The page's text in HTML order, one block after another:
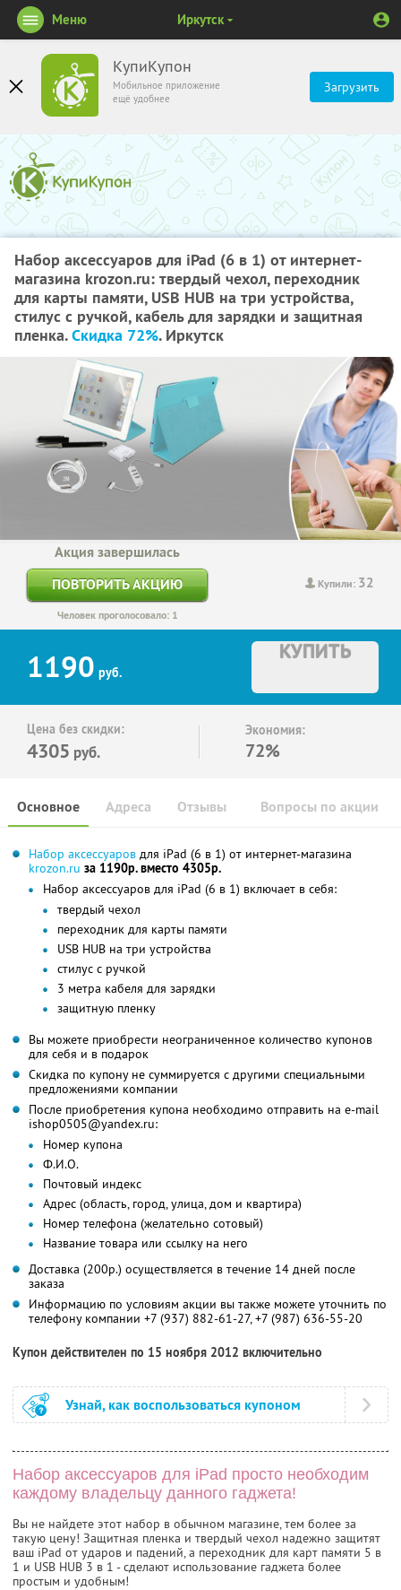
КупиКупон
Мобильное приложение
ещё удобнее
Загрузить
Меню Иркутск
Набор аксессуаров для iPad (6 в 1) от интернет-
магазина krozon.ru: твердый чехол, переходник
для карты памяти, USB HUB на три устройства,
стилус с ручкой, кабель для зарядки и защитная
пленка.Скидка 72%. Иркутск
Купили: 32
Акция завершилась
ПОВТОРИТЬ АКЦИЮ
Человек проголосовало: 1
1190 руб.
КУПИТЬ
Цена без скидки:
4305 руб.
Экономия:
72%
Основное Отзывы Вопросы по акции
Адреса
Набор аксессуаров для iPad (6 в 1) от интернет-магазина
krozon.ru за 1190р. вместо 4305р.
Набор аксессуаров для iPad (6 в 1) включает в себя:
твердый чехол
переходник для карты памяти
USB HUB на три устройства
стилус с ручкой
3 метра кабеля для зарядки
защитную пленку
Вы можете приобрести неограниченное количество купонов
для себя и в подарок
Скидка по купону не суммируется с другими специальными
предложениями компании
После приобретения купона необходимо отправить на e-mail
ishop0505@yandex.ru:
Номер купона
Ф.И.О.
Почтовый индекс
Адрес (область, город, улица, дом и квартира)
Номер телефона (желательно сотовый)
Название товара или ссылку на него
Доставка (200р.) осуществляется в течение 14 дней после
заказа
Информацию по условиям акции вы также можете уточнить по
телефону компании +7 (937) 882-61-27, +7 (987) 636-55-20
Купон действителен по 15 ноября 2012 включительно
Узнай, как воспользоваться купоном
Набор аксессуаров для iPad просто необходим
каждому владельцу данного гаджета!
Вы не найдете этот набор в обычном магазине, тем более за
такую цену! Защитная пленка и твердый чехол надежно защитят
ваш iPad от ударов и падений, а переходник для карт памяти 5 в
1 и USB HUB 3 в 1 - сделают использование гаджета более
простым и удобным!